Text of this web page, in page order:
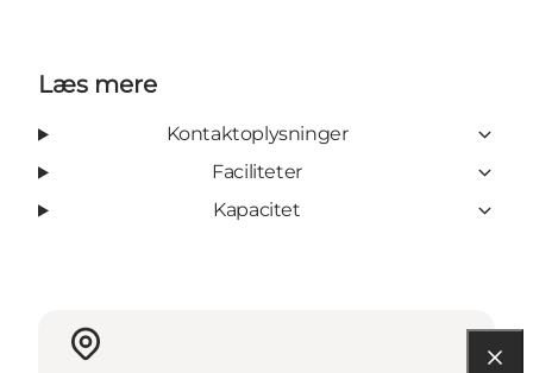
Læs mere
Kontaktoplysninger
Faciliteter
Kapacitet